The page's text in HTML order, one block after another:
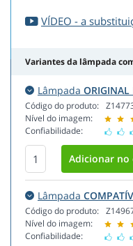
VÍDEO - a
Variantes da lâmpada
Lâmpada ORIGINAL
Código do produto:
Nível do imagem:
Confiabilidade:
Lâmpada
Código do produto:
Nível do imagem:
Confiabilidade: